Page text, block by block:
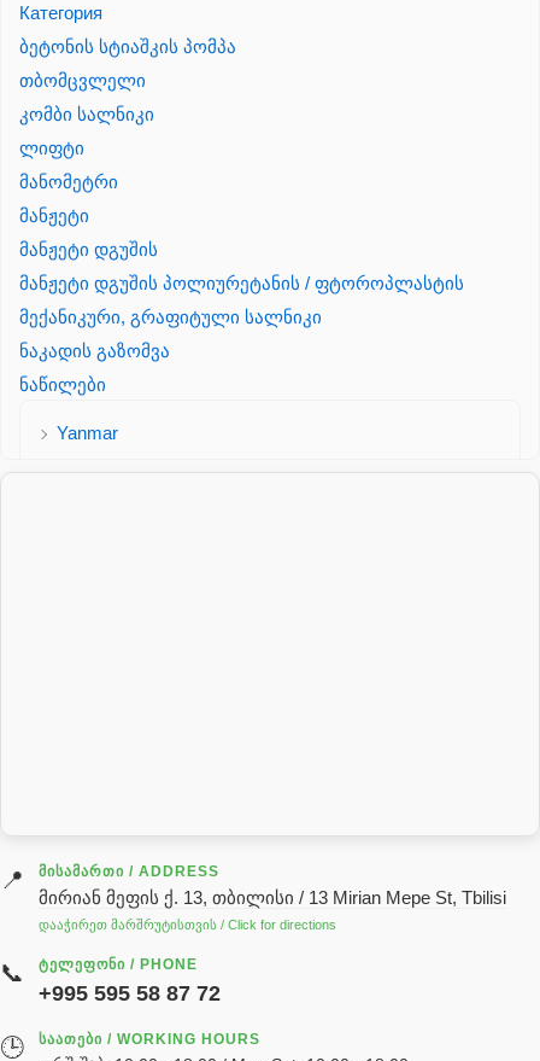
Категория
ბეტონის სტიაშკის პომპა
თბომცვლელი
კომბი სალნიკი
ლიფტი
მანომეტრი
მანჟეტი
მანჟეტი დგუშის
მანჟეტი დგუშის პოლიურეტანის / ფტოროპლასტის
მექანიკური, გრაფიტული სალნიკი
ნაკადის გაზომვა
ნაწილები
Yanmar
გადაცემათა კოლოფის ზეთი( კარობკის ზეთი)
ძრავის ზეთი
ჰიდრავლიკის ზეთი
реек
სხადასხვა
📍 ᲛᲘᲡᲐᲛᲐᲠᲗᲘ / ADDRESS
მირიან მეფის ქ. 13, თბილისი / 13 Mirian Mepe St, Tbilisi
დააჭირეთ მარშრუტისთვის / Click for directions
📞 ᲢᲔᲚᲔᲤᲝᲜᲘ / PHONE
+995 595 58 87 72
🕒 ᲡᲐᲐᲗᲔᲑᲘ / WORKING HOURS